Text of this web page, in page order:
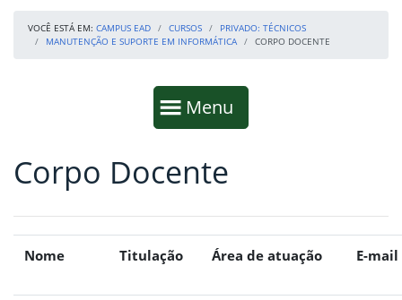
VOCÊ ESTÁ EM: CAMPUS EAD CURSOS
PRIVADO: TÉCNICOS
MANUTENÇÃO E SUPORTE EM INFORMÁTICA
CORPO DOCENTE
Mostrar
Menu
Fim da navegação
Início do conteúdo
Corpo Docente
Nome Titulação Área de atuação E-mail